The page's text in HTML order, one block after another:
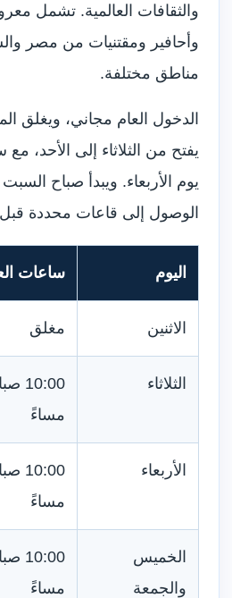
والثقافات العالمية. تشمل
وأحافير ومقتنيات من مصر
مناطق مختلفة.
الدخول العام مجاني، ويغلق
يفتح من الثلاثاء إلى الأحد،
يوم الأربعاء. ويبدأ صباح السبت
الوصول إلى قاعات محددة
اليوم ساعات
الاثنين مغلق
الثلاثاء
مساءً
الأربعاء
مساءً
الخميس
والجمعة
مساءً